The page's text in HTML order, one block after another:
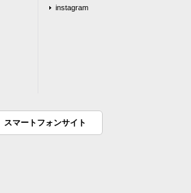
instagram
スマートフォンサイト